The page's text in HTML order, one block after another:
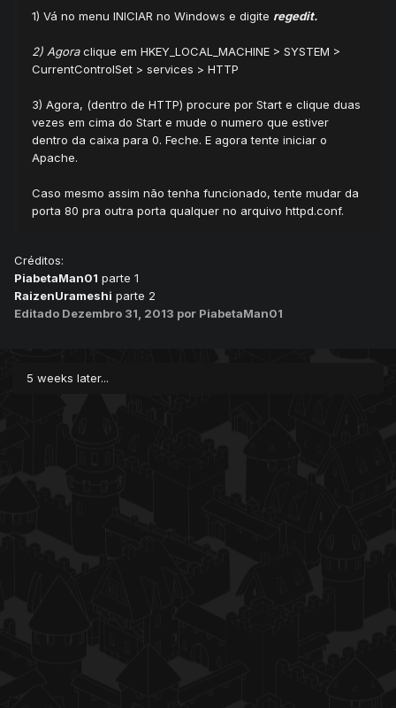
1) Vá no menu INICIAR no Windows e digite regedit.
2) Agoraclique em HKEY_LOCAL_MACHINE > SYSTEM >
CurrentControlSet > services > HTTP
3) Agora, (dentro de HTTP) procure por Start e clique duas
vezes em cima do Start e mude o numero que estiver
dentro da caixa para 0. Feche. E agora tente iniciar o
Apache.
Caso mesmo assim não tenha funcionado, tente mudar da
porta 80 pra outra porta qualquer no arquivo httpd.conf.
Créditos:
PiabetaMan01 parte 1
RaizenUrameshi parte 2
Editado Dezembro 31, 2013 por PiabetaMan01
5 weeks later...